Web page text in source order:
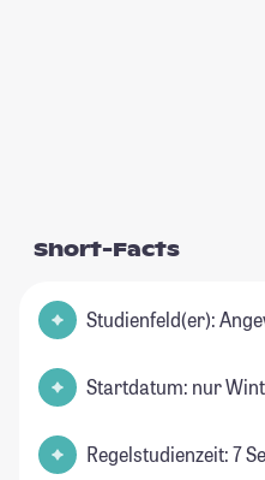
Short-Facts
Studienfeld(er):
Startdatum: nur
Regelstudienzeit: 7